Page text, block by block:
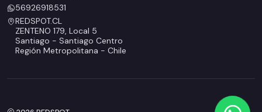
56926918531
REDSPOT.CL
ZENTENO 179, Local 5
Santiago - Santiago Centro
Región Metropolitana - Chile